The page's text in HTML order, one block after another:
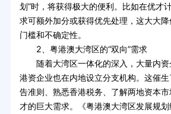
划”时，将获得极大的便利。比如在优才
求可额外加分或获得优先处理，这大大
门槛和不确定性。
2、粤港澳大湾区的“双向”需求
随着大湾区一体化的深入，大量内资
港资企业也在内地设立分支机构。这催生
告准则、熟悉香港税务、了解两地资本市
才的巨大需求。《粤港澳大湾区发展规